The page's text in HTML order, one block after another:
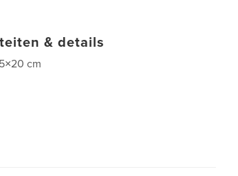
& details
cm